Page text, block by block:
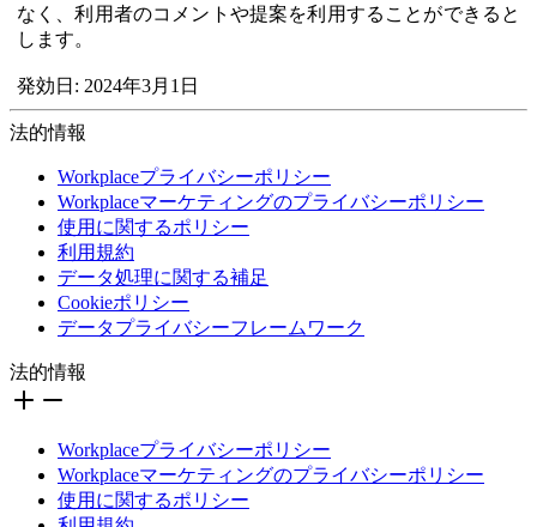
なく、利用者のコメントや提案を利用することができると
します。
発効日: 2024年3月1日
法的情報
Workplaceプライバシーポリシー
Workplaceマーケティングのプライバシーポリシー
使用に関するポリシー
利用規約
データ処理に関する補足
Cookieポリシー
データプライバシーフレームワーク
法的情報
Workplaceプライバシーポリシー
Workplaceマーケティングのプライバシーポリシー
使用に関するポリシー